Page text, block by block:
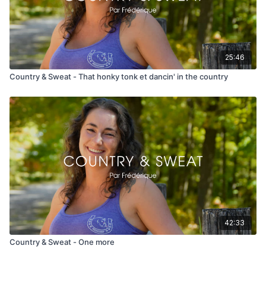
25:46
Country & Sweat - That honky tonk et dancin' in the country
42:33
Country & Sweat - One more